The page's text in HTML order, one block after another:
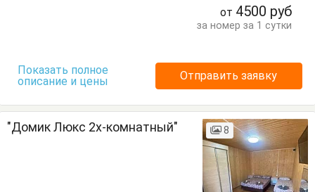
от 4500 руб
за номер за 1 сутки
Показать полное
описание и цены
Отправить заявку
"Домик Люкс 2х-комнатный" 8